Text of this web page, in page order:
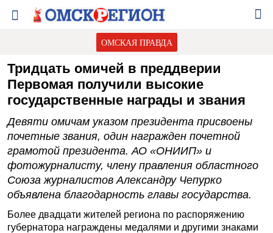
ОМСКАЯ ПРАВДА
Тридцать омичей в преддверии
Первомая получили высокие
государственные награды и звания
Девяти омичам указом президента присвоены
почетные звания, один награжден почетной
грамотой президента. АО «ОНИИП» и
фотожурналисту, члену правления областного
Cоюза журналистов Александру Чепурко
объявлена благодарность главы государства.
Более двадцати жителей региона по распоряжению
губернатора награждены медалями и другими знаками